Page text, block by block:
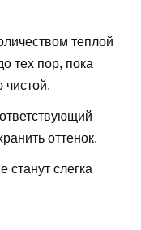
теплой
тех пор, пока
чистой.
оттенок.
слегка